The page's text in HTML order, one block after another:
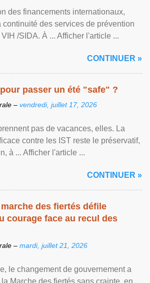
des financements internationaux,
continuité des services de prévention
/SIDA. À ... Afficher l'article ...
CONTINUER »
passer un été "safe" ?
– vendredi, juillet 17, 2026
pas de vacances, elles. La
contre les IST reste le préservatif,
à ... Afficher l'article ...
CONTINUER »
des fiertés défile
courage face au recul des
– mardi, juillet 21, 2026
le changement de gouvernement a
Marche des fiertés sans crainte, en